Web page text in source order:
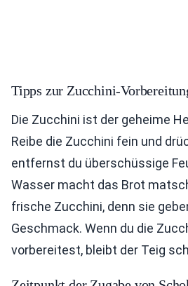
Tipps zur Zucchini-
Die Zucchini ist der geheime
Reibe die Zucchini fein und
entfernst du überschüssige
Wasser macht das Brot
frische Zucchini, denn sie
Geschmack. Wenn du die
vorbereitest, bleibt der Teig